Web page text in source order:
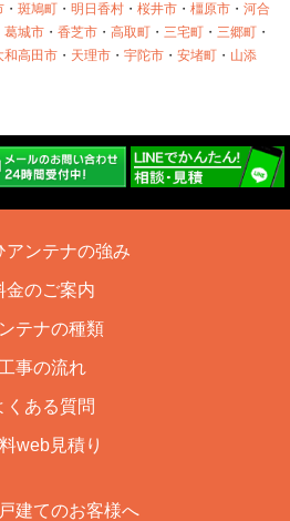
・ 斑鳩町 ・ 明日香村 ・ 桜井市 ・ 橿原市 ・ 河合
葛城市 ・ 香芝市 ・ 高取町 ・ 三宅町 ・ 三郷町 ・
和高田市 ・ 天理市 ・ 宇陀市 ・ 安堵町 ・ 山添
アンテナの強み
金のご案内
テナの種類
工事の流れ
くある質問
web見積り
建てのお客様へ